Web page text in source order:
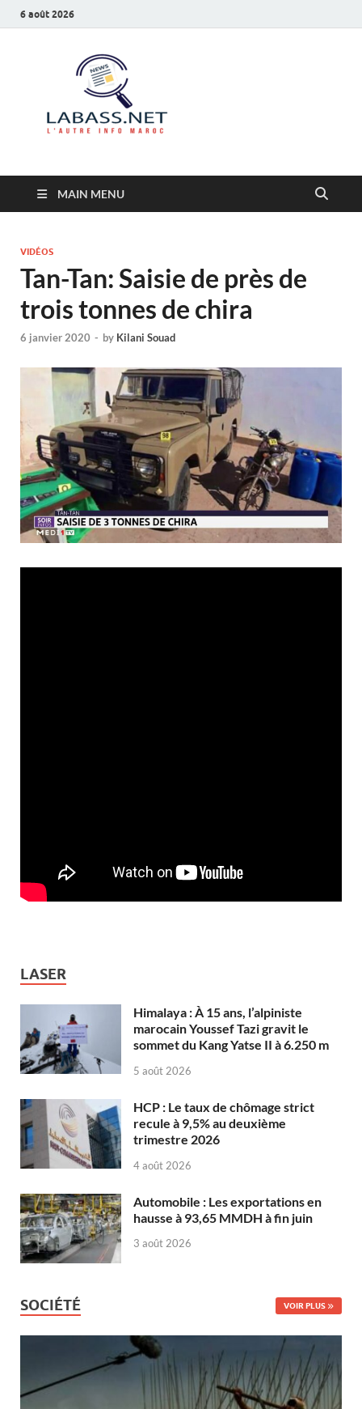
6 août 2026
MAIN MENU
VIDÉOS
Tan-Tan: Saisie de près de
trois tonnes de chira
6 janvier 2020 - by Kilani Souad
LASER
Himalaya : À 15 ans, l’alpiniste
marocain Youssef Tazi gravit le
sommet du Kang Yatse II à 6.250 m
5 août 2026
HCP : Le taux de chômage strict
recule à 9,5% au deuxième
trimestre 2026
4 août 2026
Automobile : Les exportations en
hausse à 93,65 MMDH à fin juin
3 août 2026
SOCIÉTÉ VOIR PLUS